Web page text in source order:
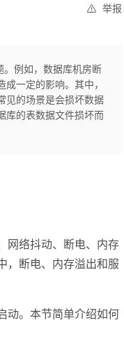
举报
例如，数据库机房断
一定的影响。其中，
见的场景是会损坏数据
库的表数据文件损坏而
网络抖动、断电、内存
，断电、内存溢出和服
动。本节简单介绍如何